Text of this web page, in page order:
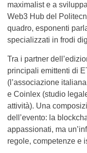
maximalist e a
Web3 Hub del
quadro, esponenti
specializzati in frodi
Tra i partner
principali emittenti di
(l’associazione
e Coinlex (studio
attività). Una
dell’evento: la
appassionati, ma
regole, competenze e